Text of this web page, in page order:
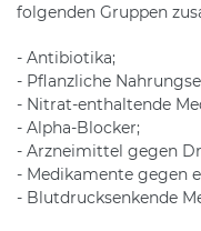
folgenden Gruppen
- Antibiotika;
- Pflanzliche
- Nitrat-enthaltende
- Alpha-Blocker;
- Arzneimittel gegen
- Medikamente gegen
- Blutdrucksenkende